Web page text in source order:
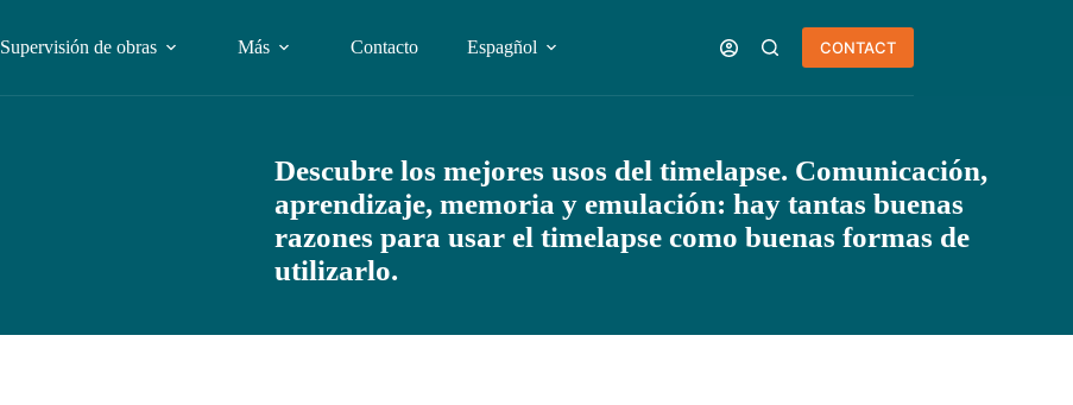
Supervisión de obras Más Contacto Espagñol CONTACT
Descubre los mejores usos del timelapse. Comunicación,
aprendizaje, memoria y emulación: hay tantas buenas
razones para usar el timelapse como buenas formas de
utilizarlo.